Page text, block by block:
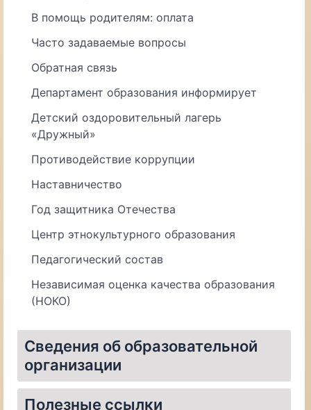
В помощь родителям: оплата
Часто задаваемые вопросы
Обратная связь
Департамент образования информирует
Детский оздоровительный лагерь
«Дружный»
Противодействие коррупции
Наставничество
Год защитника Отечества
Центр этнокультурного образования
Педагогический состав
Независимая оценка качества образования
(НОКО)
Сведения об образовательной
организации
Полезные ссылки